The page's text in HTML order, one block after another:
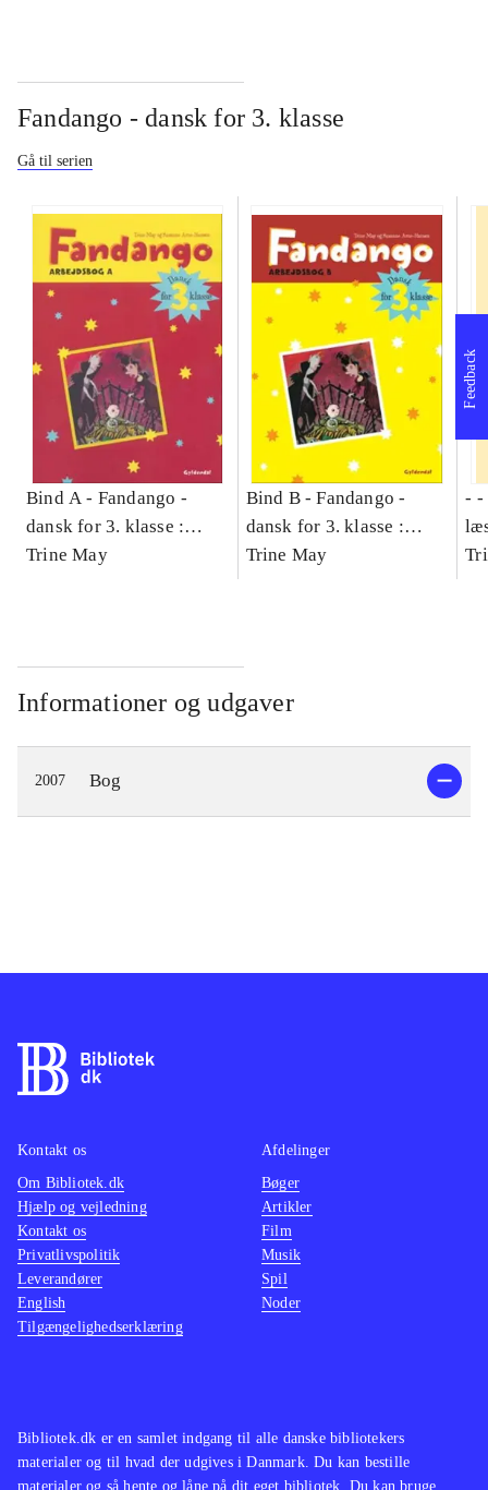
Fandango - dansk for 3. klasse
Gå til serien
Bind A - Fandango -
dansk for 3. klasse :
grundbog -- Arbejdsbog.
Trine May
Bind B -Fandango -
dansk for 3. klasse :
grundbog -- Arbejdsbog.
Trine May
- -
-
Informationer og udgaver
2007 Bog
Feedback
Bibliotek.dk er en samlet indgang til alle danske bibliotekers
materialer og til hvad der udgives i Danmark. Du kan bestille
materialer og så hente og låne på dit eget bibliotek. Du kan bruge
Kontakt os
Om Bibliotek.dk
Hjælp og vejledning
Kontakt os
Privatlivspolitik
Leverandører
English
Tilgængelighedserklæring
Afdelinger
Bøger
Artikler
Film
Musik
Spil
Noder